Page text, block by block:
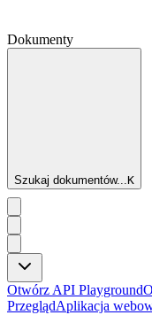
Dokumenty
Szukaj dokumentów...K
Otwórz API Playground
PrzeglądAplikacja